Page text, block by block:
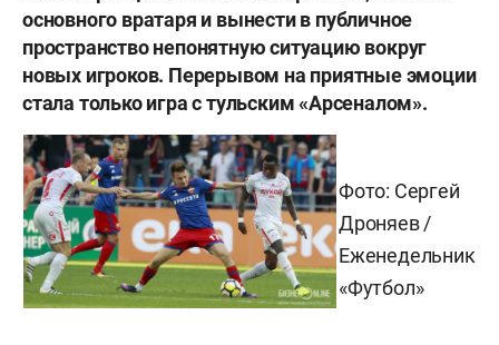
основного вратаря и вынести в публичное
пространство непонятную ситуацию вокруг
новых игроков. Перерывом на приятные эмоции
стала только игра с тульским «Арсеналом».
Фото: Сергей
Дроняев /
Еженедельник
«Футбол»